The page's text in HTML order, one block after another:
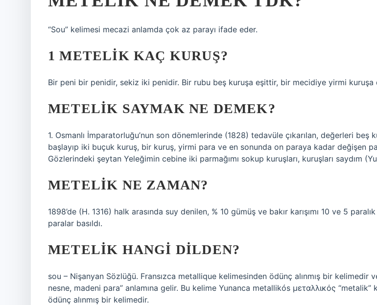
“Sou” kelimesi mecazi anlamda çok az parayı ifade eder.
1 METELIK KAÇ KURUŞ?
Bir peni bir penidir, sekiz iki penidir. Bir rubu beş kuruşa eşittir, bir mecidiye yirmi kuruşa
METELIK SAYMAK NE DEMEK?
1. Osmanlı İmparatorluğu’nun son dönemlerinde (1828) tedavüle çıkarılan, değerleri beş
başlayıp iki buçuk kuruş, bir kuruş, yirmi para ve en sonunda on paraya kadar değişen
Gözlerindeki şeytan Yeleğimin cebine iki parmağımı sokup kuruşları, kuruşları saydım
METELIK NE ZAMAN?
1898’de (H. 1316) halk arasında suy denilen, % 10 gümüş ve bakır karışımı 10 ve 5 paralık
paralar basıldı.
METELIK HANGI DILDEN?
sou – Nişanyan Sözlüğü. Fransızca metallique kelimesinden ödünç alınmış bir kelimedir
nesne, madeni para” anlamına gelir. Bu kelime Yunanca metallikós μεταλλικός “metalik”
ödünç alınmış bir kelimedir.